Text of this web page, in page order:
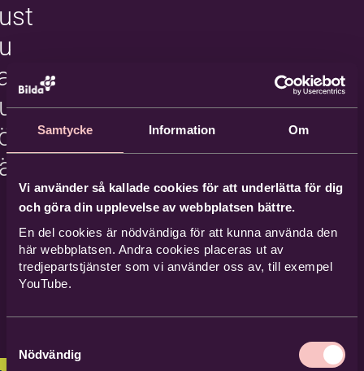
Samtycke Information Om
Vi använder så kallade cookies för att underlätta för dig
och göra din upplevelse av webbplatsen bättre.
En del cookies är nödvändiga för att kunna använda den
här webbplatsen. Andra cookies placeras ut av
tredjepartstjänster som vi använder oss av, till exempel
YouTube.
Nödvändig